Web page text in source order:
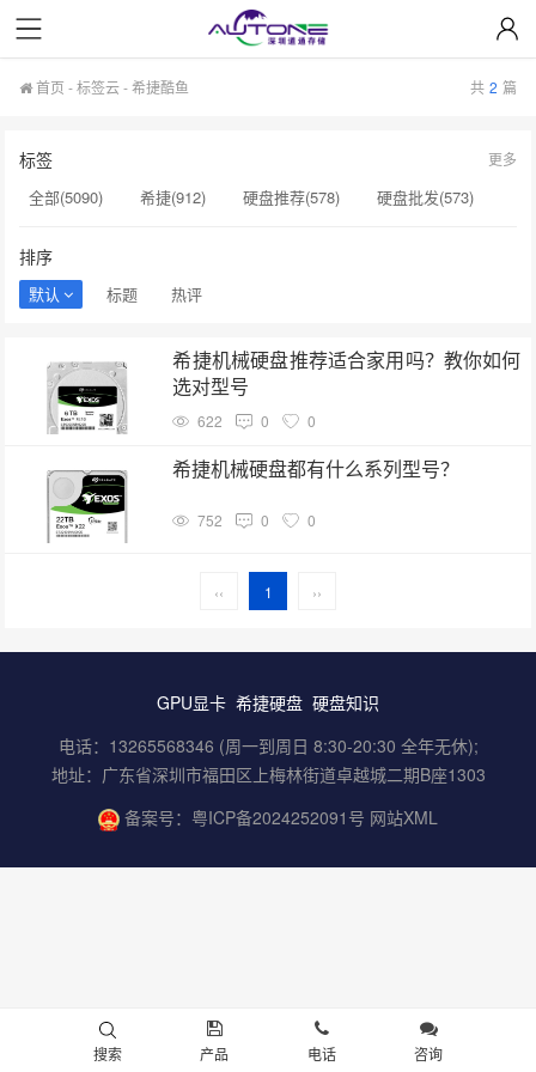
首页 -标签云- 希捷酷鱼 共 2 篇
标签
全部(5090) 希捷(912) 硬盘推荐(578)
硬盘批发(573)
硬盘采购(474)
希捷硬盘(471)
机械硬盘价格(2)
硬盘检测工具(2)
企业级8TB硬盘​(2)
监控专用硬盘(2)
硬盘模式RAID(2)
消费级硬盘(2) 企业盘​(2)
更多
排序
默认 标题 热评
希捷机械硬盘推荐适合家用吗？教你如何
选对型号
622 0 0
希捷机械硬盘都有什么系列型号？
752 0 0
‹‹ 1 ››
GPU显卡 希捷硬盘 硬盘知识
电话：13265568346 (周一到周日 8:30-20:30 全年无休);
地址：广东省深圳市福田区上梅林街道卓越城二期B座1303
备案号： 粤ICP备2024252091号 网站XML
搜索 产品 电话 咨询